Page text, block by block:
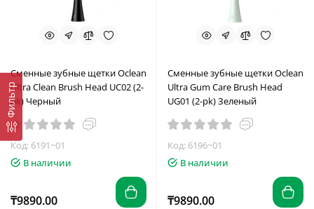
Фильтр
Сменные зубные щетки Oclean
Ultra Clean Brush Head UC02 (2-
pk) Черный
Код: 6191~01
В наличии
₸9890.00
Сменные зубные щетки Oclean
Ultra Gum Care Brush Head
UG01 (2-pk) Зеленый
Код: 6196~01
В наличии
₸9890.00